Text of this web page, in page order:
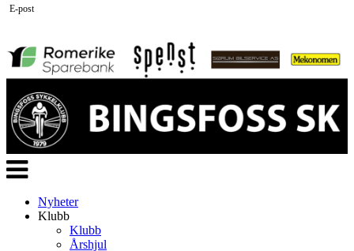
Veksle
navigasjon
Nyheter
Klubb
Klubb
Årshjul
E-post